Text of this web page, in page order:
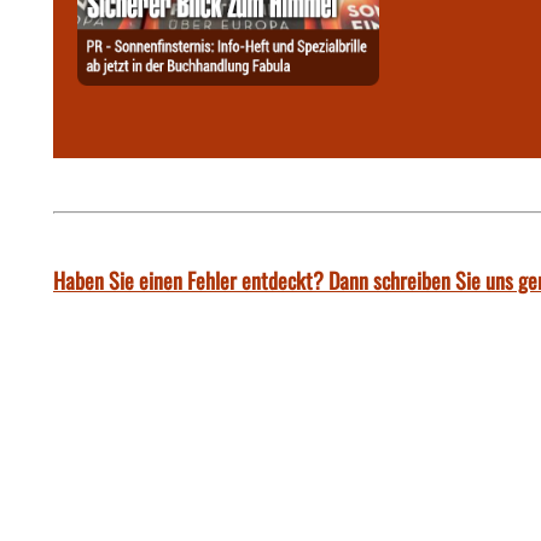
Haben Sie einen Fehler entdeckt? Dann schreiben Sie uns